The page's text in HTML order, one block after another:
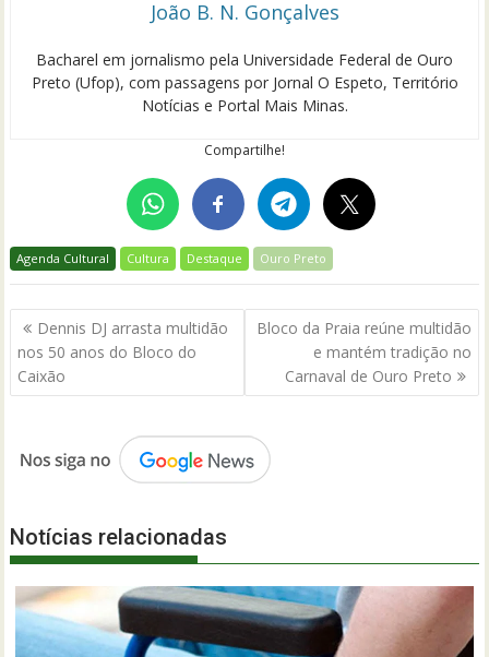
João B. N. Gonçalves
Bacharel em jornalismo pela Universidade Federal de Ouro
Preto (Ufop), com passagens por Jornal O Espeto, Território
Notícias e Portal Mais Minas.
Compartilhe!
Agenda Cultural Cultura Destaque Ouro Preto
Navegação
de
Post
Dennis DJ arrasta multidão
nos 50 anos do Bloco do
Caixão
Bloco da Praia reúne multidão
e mantém tradição no
Carnaval de Ouro Preto
Notícias relacionadas